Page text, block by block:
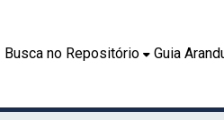
Busca no Repositório Guia